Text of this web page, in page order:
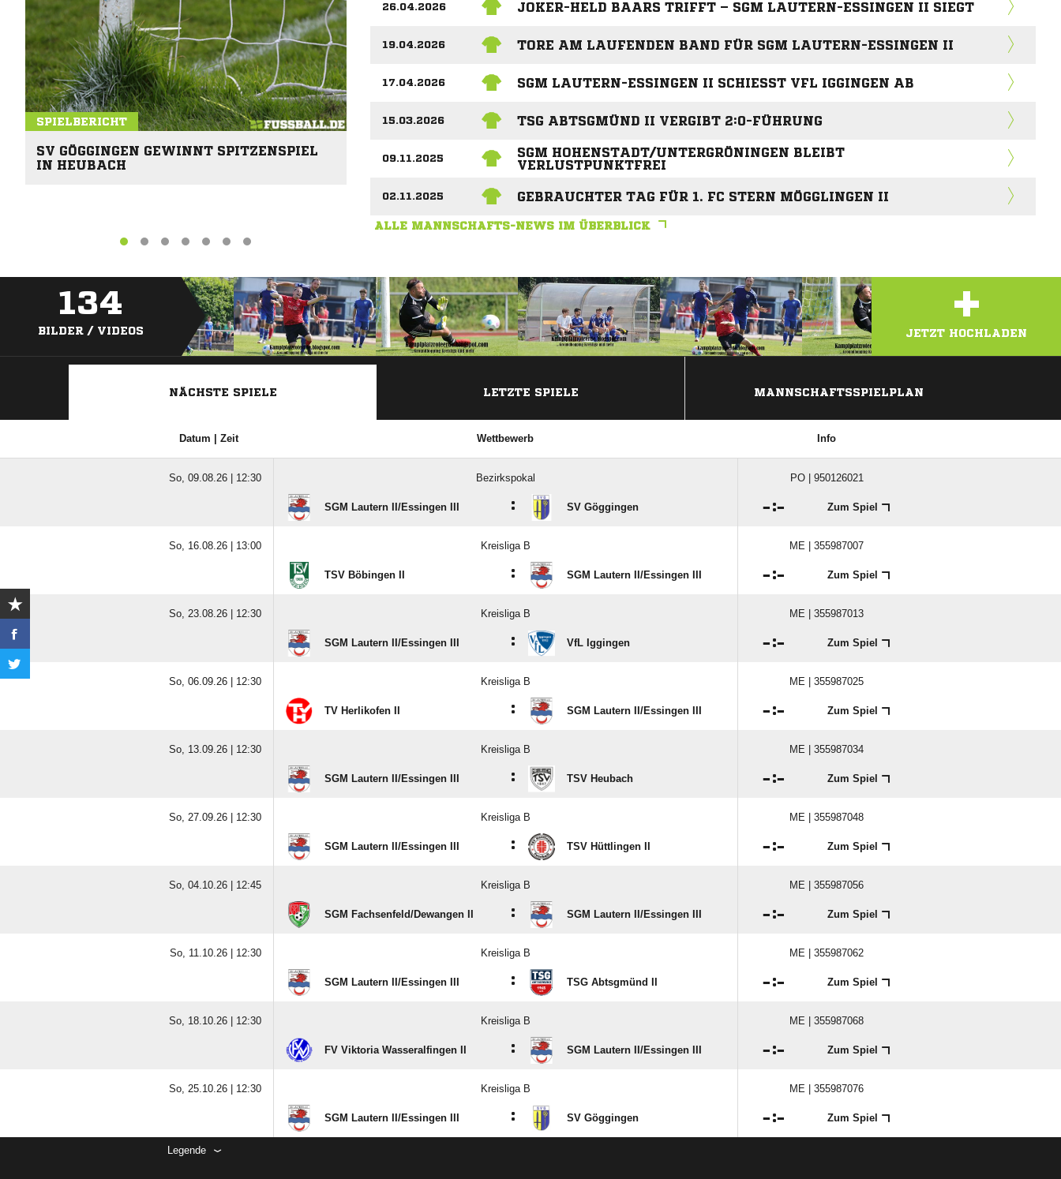
SPIELBERICHT
SV GÖGGINGEN GEWINNT SPITZENSPIEL
IN HEUBACH
26.04.2026 JOKER-HELD BAARS TRIFFT – SGM LAUTERN-ESSINGEN II SIEGT
19.04.2026 TORE AM LAUFENDEN BAND FÜR SGM LAUTERN-ESSINGEN II
17.04.2026 SGM LAUTERN-ESSINGEN II SCHIESST VFL IGGINGEN AB
15.03.2026 TSG ABTSGMÜND II VERGIBT 2:0-FÜHRUNG
09.11.2025
SGM HOHENSTADT/UNTERGRÖNINGEN BLEIBT
VERLUSTPUNKTFREI
02.11.2025 GEBRAUCHTER TAG FÜR 1. FC STERN MÖGGLINGEN II
ALLE MANNSCHAFTS-NEWS IM ÜBERBLICK
134
BILDER / VIDEOS +
JETZT HOCHLADEN
NÄCHSTE SPIELE LETZTE SPIELE MANNSCHAFTSSPIELPLAN
Datum | Zeit Wettbewerb Info
So, 09.08.26 | 12:30 Bezirkspokal PO | 950126021
SGM Lautern II/​Essingen III : SV Göggingen : Zum Spiel
So, 16.08.26 | 13:00 Kreisliga B ME | 355987007
TSV Böbingen II : SGM Lautern II/​Essingen III : Zum Spiel
So, 23.08.26 | 12:30 Kreisliga B ME | 355987013
SGM Lautern II/​Essingen III : VfL Iggingen : Zum Spiel
So, 06.09.26 | 12:30 Kreisliga B ME | 355987025
TV Herlikofen II : SGM Lautern II/​Essingen III : Zum Spiel
So, 13.09.26 | 12:30 Kreisliga B ME | 355987034
SGM Lautern II/​Essingen III : TSV Heubach : Zum Spiel
So, 27.09.26 | 12:30 Kreisliga B ME | 355987048
SGM Lautern II/​Essingen III : TSV Hüttlingen II : Zum Spiel
So, 04.10.26 | 12:45 Kreisliga B ME | 355987056
SGM Fachsenfeld/​Dewangen II : SGM Lautern II/​Essingen III : Zum Spiel
So, 11.10.26 | 12:30 Kreisliga B ME | 355987062
SGM Lautern II/​Essingen III : TSG Abtsgmünd II : Zum Spiel
So, 18.10.26 | 12:30 Kreisliga B ME | 355987068
FV Viktoria Wasseralfingen II : SGM Lautern II/​Essingen III : Zum Spiel
So, 25.10.26 | 12:30 Kreisliga B ME | 355987076
SGM Lautern II/​Essingen III : SV Göggingen : Zum Spiel
Legende